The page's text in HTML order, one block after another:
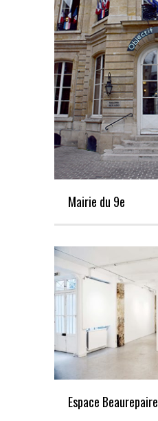
Mairie du 9e
Espace Beaurepaire